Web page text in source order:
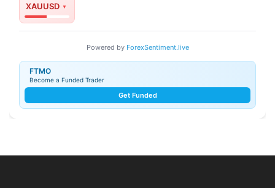
XAUUSD
Powered by ForexSentiment.live
FTMO
Become a Funded Trader
Get Funded